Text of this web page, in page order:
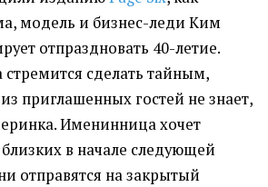
модель и бизнес-леди Ким
отпраздновать 40-летие.
стремится сделать тайным,
приглашенных гостей не знает,
Именинница хочет
в начале следующей
отправятся на закрытый